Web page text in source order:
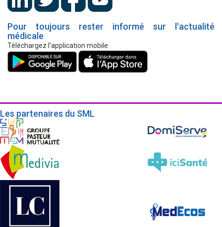
Pour toujours rester informé sur l'actualité
médicale
Téléchargez l'application mobile
Les partenaires du SML